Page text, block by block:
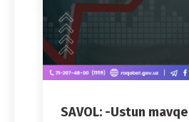
SAVOL: -Ustun